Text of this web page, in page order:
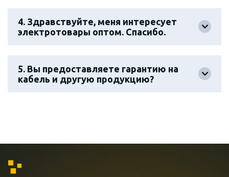
4. Здравствуйте, меня интересует
электротовары оптом. Спасибо.
5. Вы предоставляете гарантию на
кабель и другую продукцию?